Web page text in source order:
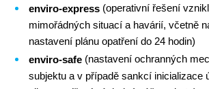
enviro-express (operativní řešení
mimořádných situací a havárií, včetně
nastavení plánu opatření do 24 hodin)
enviro-safe (nastavení ochranných
subjektu a v případě sankcí inicializace